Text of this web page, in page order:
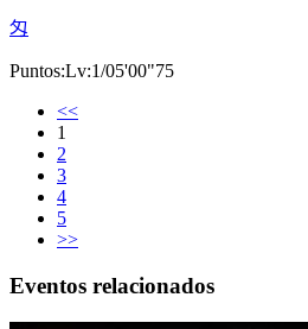
匁
Puntos:Lv:1/05'00"75
<<
1
2
3
4
5
>>
Eventos relacionados